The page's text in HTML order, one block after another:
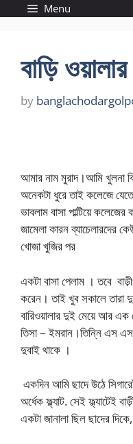
Menu
বাড়ি
by
বাড়ি
আমার নাম মুরাদ।আমি খুলনা
অনেকটা ধুরে তাই কলেজে
ভাবলাম বাসা পাল্টিয়ে
জামেলা কারন ব্যাচেলারদের
খোজা খুজির পর
একটা বাসা পেলাম । তবে
করেন। তাই খুব সকালে তারা
বারিওয়ালার দুই মেয়ে আর
তিসা – ইমরান।তিন্নি এস এস
দুবাই থাকে ।
একদিন আমি ছাদে উঠে
অর্ধেক ফ্ল্যাট. সেই ফ্ল্যাটেই
একটা জানালা ছিল ছাদের